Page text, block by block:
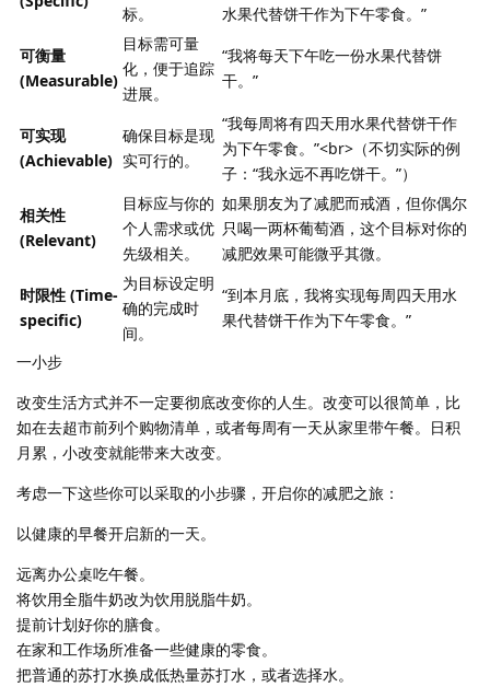
标。
水果代替饼干作为下午零食。”
可衡量
(Measurable)
目标需可量
化，便于追踪
进展。
“我将每天下午吃一份水果代替饼
干。”
可实现
(Achievable)
确保目标是现
实可行的。
“我每周将有四天用水果代替饼干作
为下午零食。”<br>（不切实际的例
子：“我永远不再吃饼干。”）
相关性
(Relevant)
目标应与你的
个人需求或优
先级相关。
如果朋友为了减肥而戒酒，但你偶尔
只喝一两杯葡萄酒，这个目标对你的
减肥效果可能微乎其微。
时限性 (Time-
specific)
为目标设定明
确的完成时
间。
“到本月底，我将实现每周四天用水
果代替饼干作为下午零食。”
一小步
改变生活方式并不一定要彻底改变你的人生。改变可以很简单，比
如在去超市前列个购物清单，或者每周有一天从家里带午餐。日积
月累，小改变就能带来大改变。
考虑一下这些你可以采取的小步骤，开启你的减肥之旅：
以健康的早餐开启新的一天。
远离办公桌吃午餐。
将饮用全脂牛奶改为饮用脱脂牛奶。
提前计划好你的膳食。
在家和工作场所准备一些健康的零食。
把普通的苏打水换成低热量苏打水，或者选择水。